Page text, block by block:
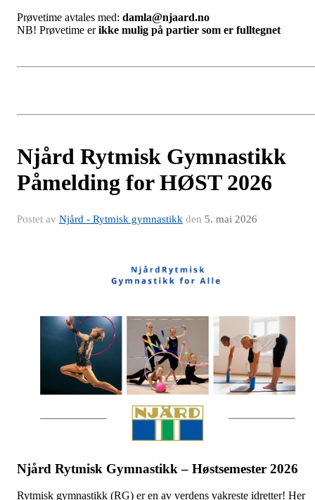
Prøvetime avtales med: damla@njaard.no
NB! Prøvetime erikke mulig på partier som er fulltegnet
Njård Rytmisk Gymnastikk
Påmelding for HØST 2026
Postet av Njård - Rytmisk gymnastikk den 5. mai 2026
Njård Rytmisk Gymnastikk – Høstsemester 2026
Rytmisk gymnastikk (RG) er en av verdens vakreste idretter! Her